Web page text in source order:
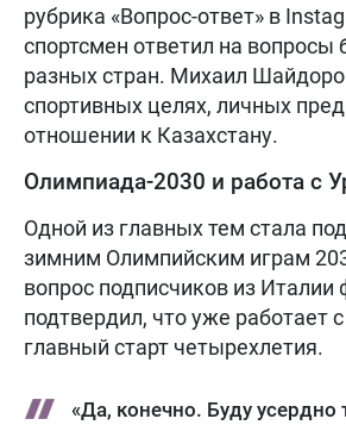
рубрика «Вопрос-ответ» в
спортсмен ответил на вопросы
разных стран. Михаил
спортивных целях, личных
отношении к Казахстану.
Олимпиада-2030 и работа с
Одной из главных тем стала
зимним Олимпийским играм
вопрос подписчиков из Италии
подтвердил, что уже работает
главный старт четырехлетия.
«Да, конечно. Буду усердно